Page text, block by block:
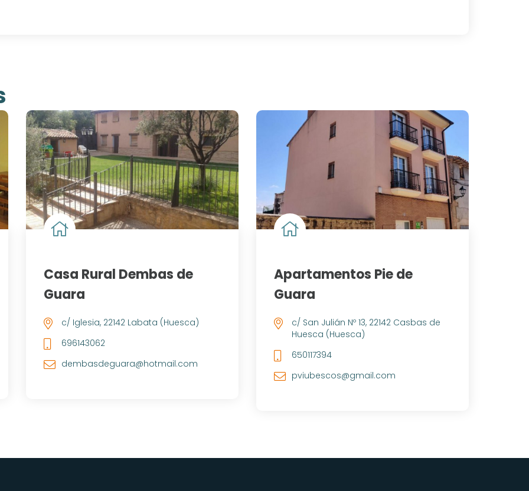
Casa Rural Dembas de
Guara
c/ Iglesia, 22142 Labata (Huesca)
696143062
dembasdeguara@hotmail.com
Apartamentos Pie de
Guara
c/ San Julián Nº 13, 22142 Casbas de
Huesca (Huesca)
650117394
pviubescos@gmail.com